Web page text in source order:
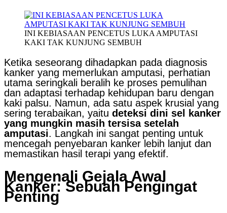
INI KEBIASAAN PENCETUS LUKA AMPUTASI
KAKI TAK KUNJUNG SEMBUH
Ketika seseorang dihadapkan pada diagnosis
kanker yang memerlukan amputasi, perhatian
utama seringkali beralih ke proses pemulihan
dan adaptasi terhadap kehidupan baru dengan
kaki palsu. Namun, ada satu aspek krusial yang
sering terabaikan, yaitu deteksi dini sel kanker
yang mungkin masih tersisa setelah
amputasi. Langkah ini sangat penting untuk
mencegah penyebaran kanker lebih lanjut dan
memastikan hasil terapi yang efektif.
Mengenali Gejala Awal
Kanker: Sebuah Pengingat
Penting